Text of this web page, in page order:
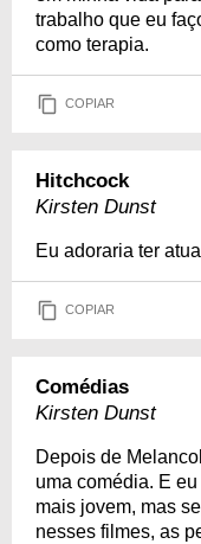
trabalho que eu
como terapia.
COPIAR
Hitchcock
Kirsten Dunst
Eu adoraria ter
COPIAR
Comédias
Kirsten Dunst
Depois de
uma comédia. E
mais jovem, mas
nesses filmes, as